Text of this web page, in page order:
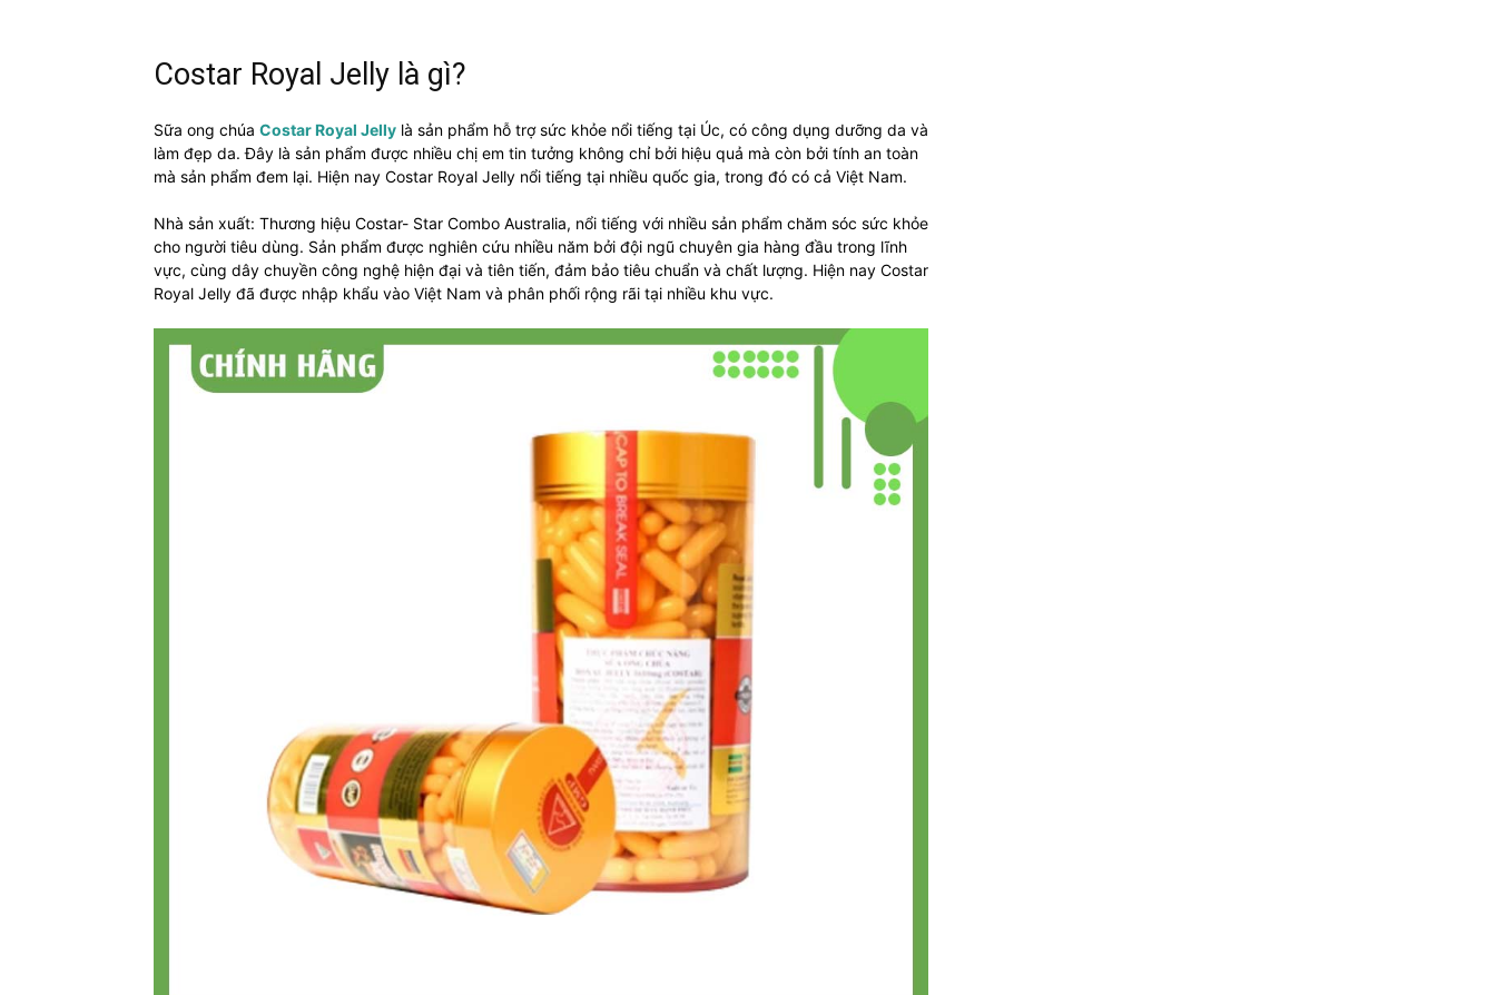
Costar Royal Jelly là gì?
Sữa ong chúa Costar Royal Jelly là sản phẩm hỗ trợ sức khỏe nổi tiếng tại Úc, có công dụng dưỡng da và
làm đẹp da. Đây là sản phẩm được nhiều chị em tin tưởng không chỉ bởi hiệu quả mà còn bởi tính an toàn
mà sản phẩm đem lại. Hiện nay Costar Royal Jelly nổi tiếng tại nhiều quốc gia, trong đó có cả Việt Nam.
Nhà sản xuất: Thương hiệu Costar- Star Combo Australia, nổi tiếng với nhiều sản phẩm chăm sóc sức khỏe
cho người tiêu dùng. Sản phẩm được nghiên cứu nhiều năm bởi đội ngũ chuyên gia hàng đầu trong lĩnh
vực, cùng dây chuyền công nghệ hiện đại và tiên tiến, đảm bảo tiêu chuẩn và chất lượng. Hiện nay Costar
Royal Jelly đã được nhập khẩu vào Việt Nam và phân phối rộng rãi tại nhiều khu vực.